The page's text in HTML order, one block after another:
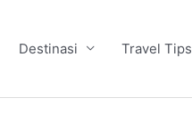
Destinasi Travel Tips